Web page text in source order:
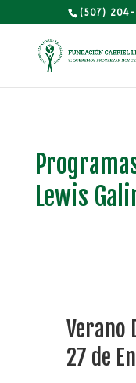
(507)
Lewis
Verano
27 de